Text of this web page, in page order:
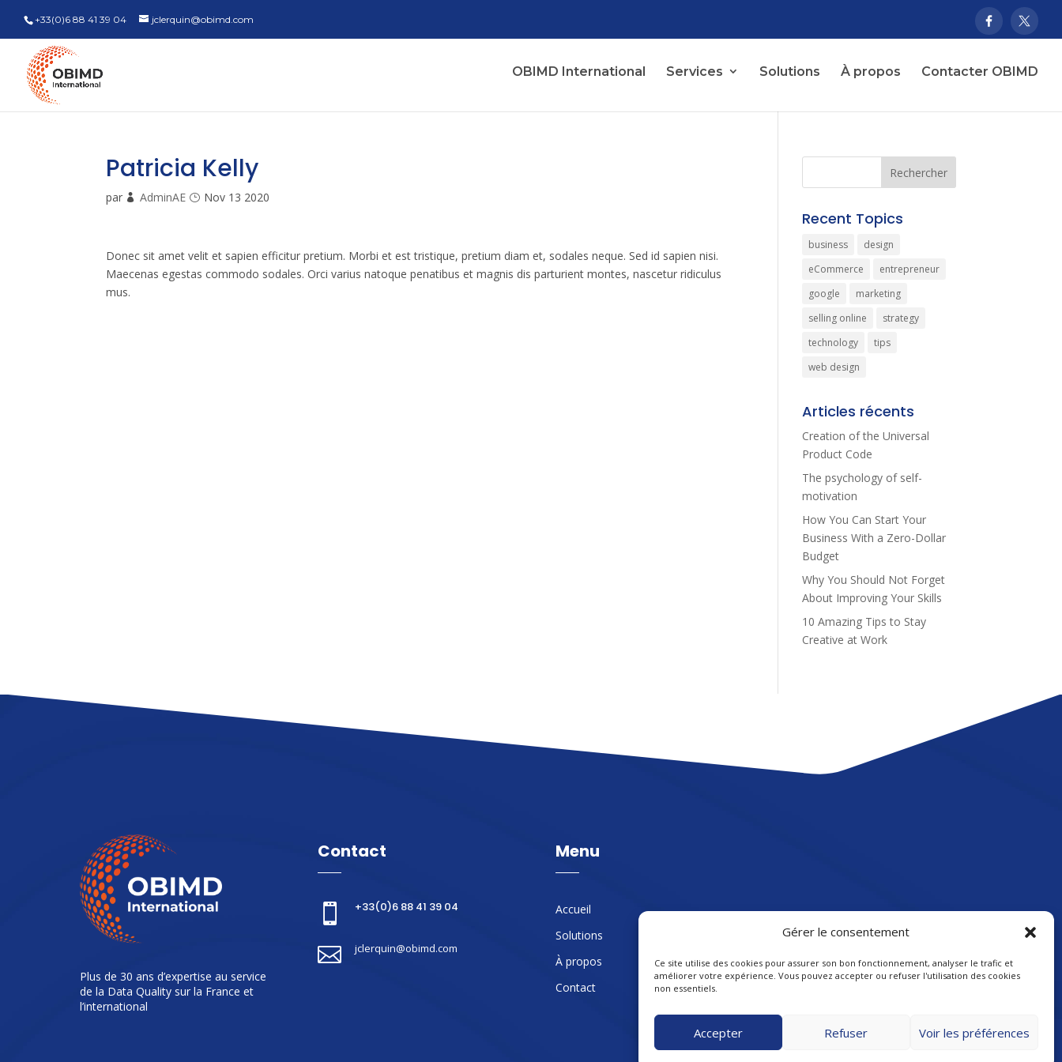
Gérer le consentement
Ce site utilise des cookies pour assurer son bon fonctionnement, analyser le trafic et
améliorer votre expérience. Vous pouvez accepter ou refuser l'utilisation des cookies
non essentiels.
Accepter Refuser Voir les préférences
+33(0)6 88 41 39 04 jclerquin@obimd.com
OBIMD International Services Solutions À propos Contacter OBIMD
Patricia Kelly
par AdminAE Nov 13 2020
Donec sit amet velit et sapien efficitur pretium. Morbi et est tristique, pretium diam et, sodales neque. Sed id sapien nisi.
Maecenas egestas commodo sodales. Orci varius natoque penatibus et magnis dis parturient montes, nascetur ridiculus
mus.
Recent Topics
business
design
eCommerce
entrepreneur
google
marketing
selling online
strategy
technology
tips
web design
Articles récents
Creation of the Universal
Product Code
The psychology of self-
motivation
How You Can Start Your
Business With a Zero-Dollar
Budget
Why You Should Not Forget
About Improving Your Skills
10 Amazing Tips to Stay
Creative at Work
Plus de 30 ans d’expertise au service
de la Data Quality sur la France et
l’international
Contact
 +33(0)6 88 41 39 04
 jclerquin@obimd.com
Menu
Accueil
Solutions
À propos
Contact